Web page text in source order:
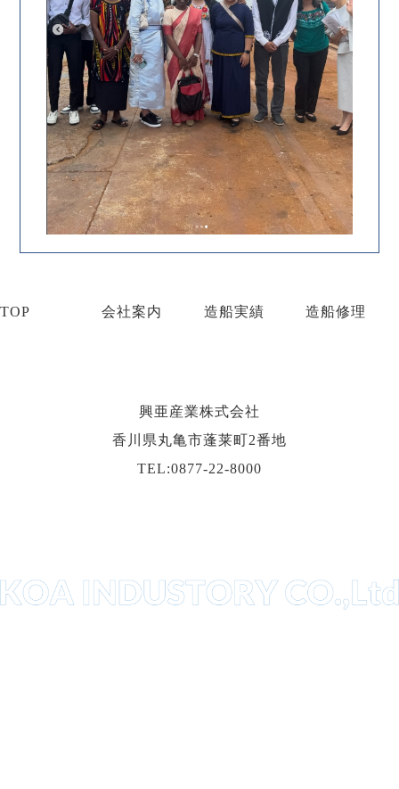
TOP 会社案内 造船実績 造船修理
興亜産業株式会社
香川県丸亀市蓬莱町2番地
TEL:0877-22-8000